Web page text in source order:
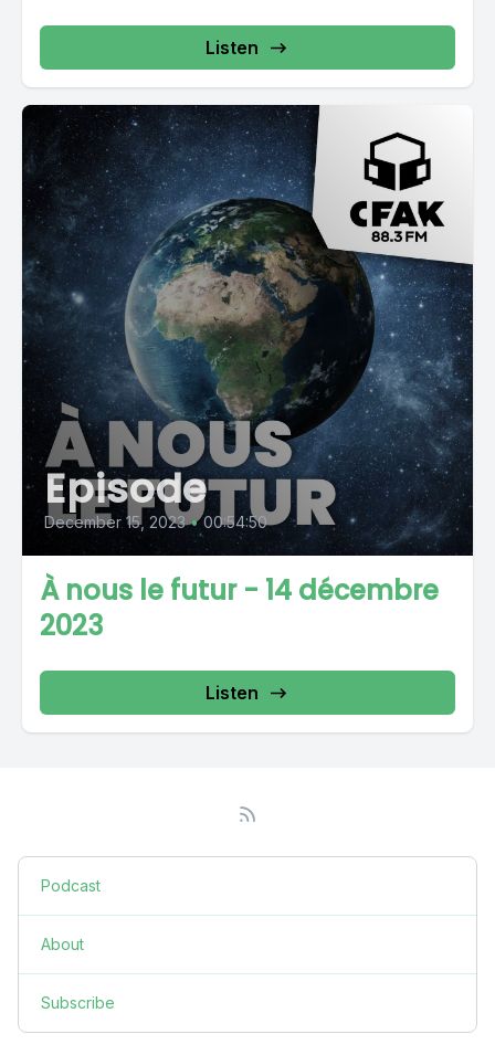
Listen
Episode
December 15, 2023 • 00:54:50
À nous le futur - 14 décembre
2023
Listen
Podcast
About
Subscribe